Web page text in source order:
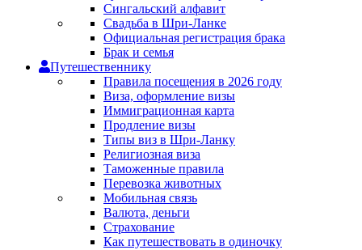
Сингальский алфавит
Свадьба в Шри-Ланке
Официальная регистрация брака
Брак и семья
Путешественнику
Правила посещения в 2026 году
Виза, оформление визы
Иммиграционная карта
Продление визы
Типы виз в Шри-Ланку
Религиозная виза
Таможенные правила
Перевозка животных
Мобильная связь
Валюта, деньги
Страхование
Как путешествовать в одиночку